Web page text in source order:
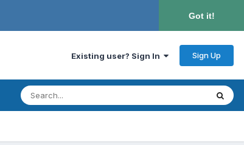
Got it!
Existing user? Sign In Sign Up